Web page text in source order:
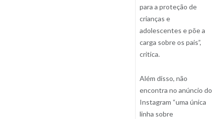
para a proteção de
crianças e
adolescentes e põe a
carga sobre os pais”,
critica.
Além disso, não
encontra no anúncio do
Instagram “uma única
linha sobre